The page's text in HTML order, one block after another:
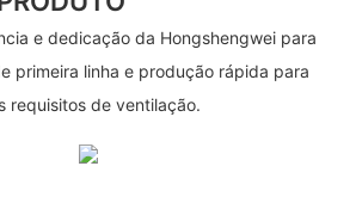
e dedicação da Hongshengwei para
primeira linha e produção rápida para
requisitos de ventilação.